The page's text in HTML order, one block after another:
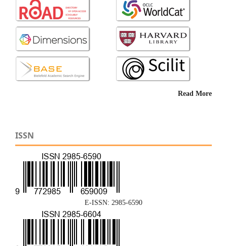
Read More
ISSN
E-ISSN: 2985-6590